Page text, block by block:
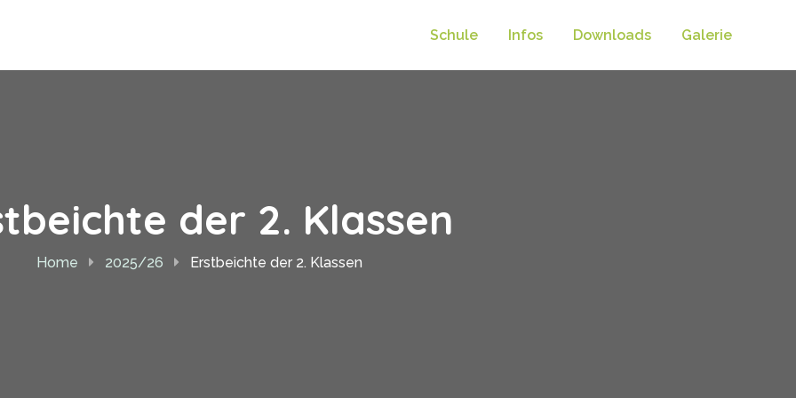
Schule Infos Downloads Galerie
der 2. Klassen
Home 2025/26 Erstbeichte der 2. Klassen